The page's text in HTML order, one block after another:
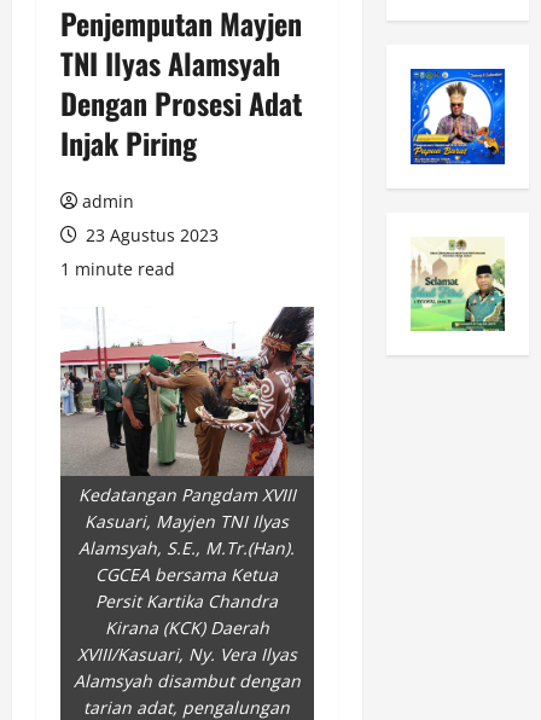
Penjemputan Mayjen
TNI Ilyas Alamsyah
Dengan Prosesi Adat
Injak Piring
admin
23 Agustus 2023
1 minute read
Kedatangan Pangdam XVIII
Kasuari, Mayjen TNI Ilyas
Alamsyah, S.E., M.Tr.(Han).
CGCEA bersama Ketua
Persit Kartika Chandra
Kirana (KCK) Daerah
XVIII/Kasuari, Ny. Vera Ilyas
Alamsyah disambut dengan
tarian adat, pengalungan